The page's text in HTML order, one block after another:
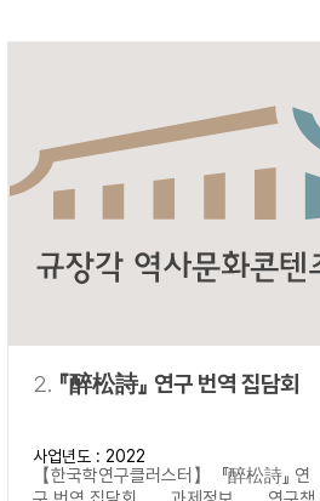
“정조”와 “정약용”이 동시에 포함된 자료를 검
“정조” 또는 “정약용”이 포함된 자료를 검색
2. 『醉松詩』 연구 번역 집담회
사업년도 : 2022
【한국학연구클러스터】 『醉松詩』 연